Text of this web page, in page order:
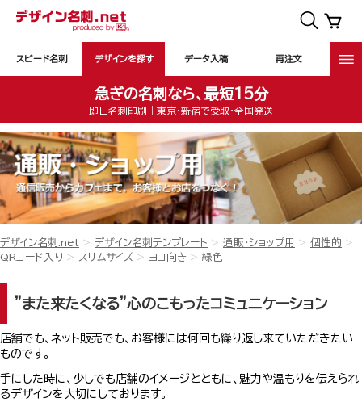
スピード名刺 デザインを探す データ入稿 再注文
急ぎの名刺なら、最短15分
即日名刺印刷｜東京・新宿で受取・全国発送
デザイン名刺.net デザイン名刺テンプレート 通販・ショップ用
個性的
QRコード入り
スリムサイズ ヨコ向き 緑色
”また来たくなる”心のこもったコミュニケーション
店舗でも、ネット販売でも、お客様には何回も繰り返し来ていただきたい
ものです。
手にした時に、少しでも店舗のイメージとともに、魅力や温もりを伝えられ
るデザインを大切にしております。